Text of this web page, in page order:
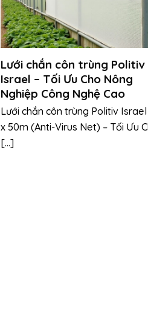
Lưới chắn côn trùng Politiv
Israel – Tối Ưu Cho Nông
Nghiệp Công Nghệ Cao
Lưới chắn côn trùng Politiv
x 50m (Anti-Virus Net) – Tối Ưu
[...]